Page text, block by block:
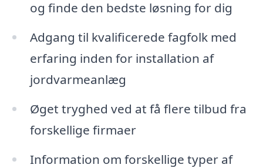
og finde den bedste løsning for dig
Adgang til kvalificerede fagfolk med
erfaring inden for installation af
jordvarmeanlæg
Øget tryghed ved at få flere tilbud fra
forskellige firmaer
Information om forskellige typer af